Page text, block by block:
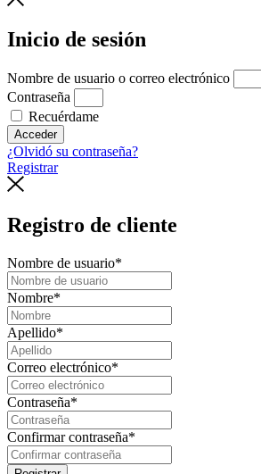
Inicio de sesión
Nombre de usuario o correo electrónico
Contraseña
Recuérdame
Acceder
¿Olvidó su contraseña?
Registrar
Registro de cliente
Nombre de usuario*
Nombre*
Apellido*
Correo electrónico*
Contraseña*
Confirmar contraseña*